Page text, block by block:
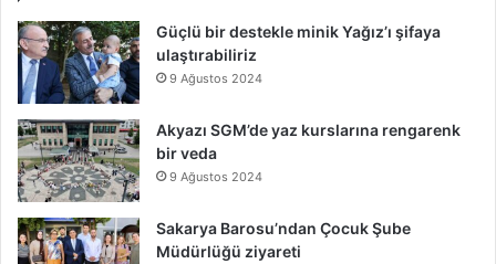
Güçlü bir destekle minik Yağız’ı şifaya
ulaştırabiliriz
9 Ağustos 2024
Akyazı SGM’de yaz kurslarına rengarenk
bir veda
9 Ağustos 2024
Sakarya Barosu’ndan Çocuk Şube
Müdürlüğü ziyareti